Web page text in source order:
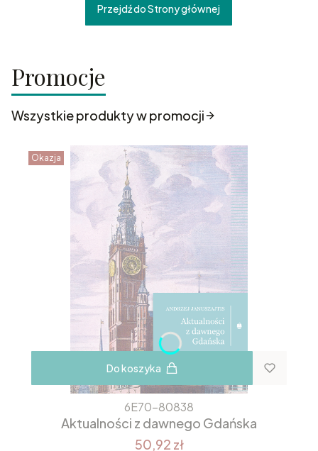
Przejdź do Strony głównej
Promocje
Wszystkie produkty w promocji
Okazja
Do koszyka
6E70-80838
Aktualności z dawnego Gdańska
50,92 zł